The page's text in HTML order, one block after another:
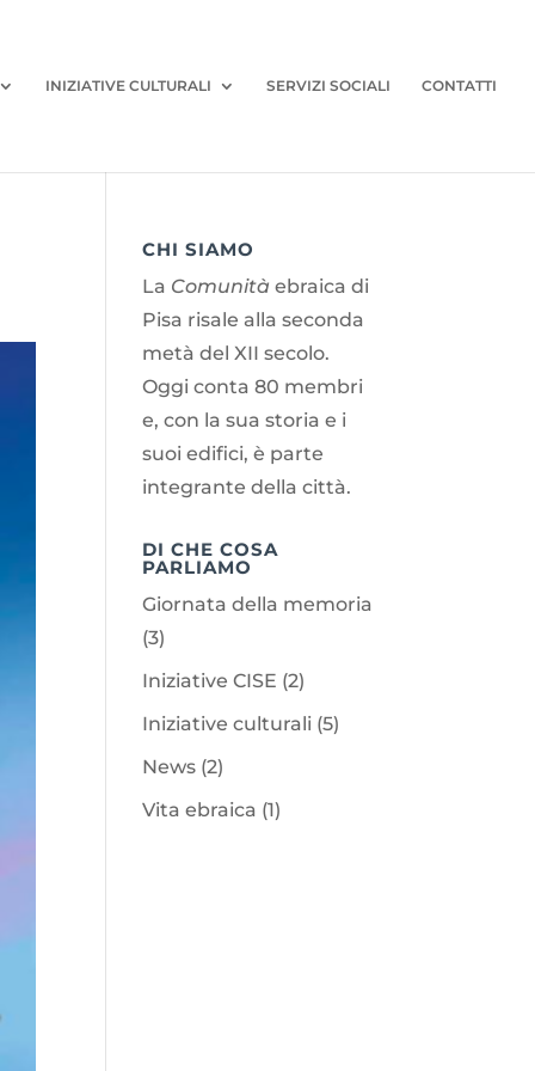
INIZIATIVE CULTURALI SERVIZI SOCIALI CONTATTI
CHI SIAMO
La Comunità ebraica di
Pisa risale alla seconda
metà del XII secolo.
Oggi conta 80 membri
e, con la sua storia e i
suoi edifici, è parte
integrante della città.
DI CHE COSA
PARLIAMO
Giornata della memoria
(3)
Iniziative CISE (2)
Iniziative culturali (5)
News (2)
Vita ebraica (1)